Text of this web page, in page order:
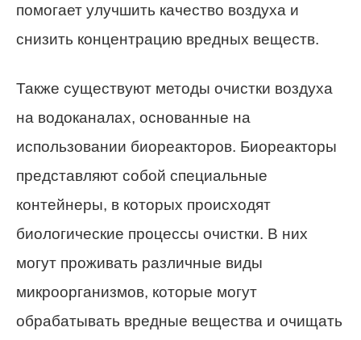
помогает улучшить качество воздуха и
снизить концентрацию вредных веществ.
Также существуют методы очистки воздуха
на водоканалах, основанные на
использовании биореакторов. Биореакторы
представляют собой специальные
контейнеры, в которых происходят
биологические процессы очистки. В них
могут проживать различные виды
микроорганизмов, которые могут
обрабатывать вредные вещества и очищать